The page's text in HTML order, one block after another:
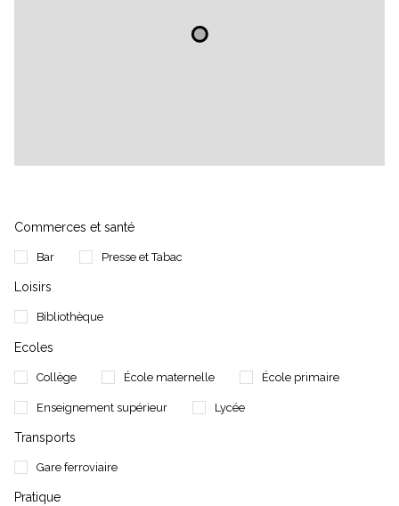
Commerces et santé
Bar Presse et Tabac
Loisirs
Bibliothèque
Ecoles
Collège École maternelle École primaire
Enseignement supérieur Lycée
Transports
Gare ferroviaire
Pratique